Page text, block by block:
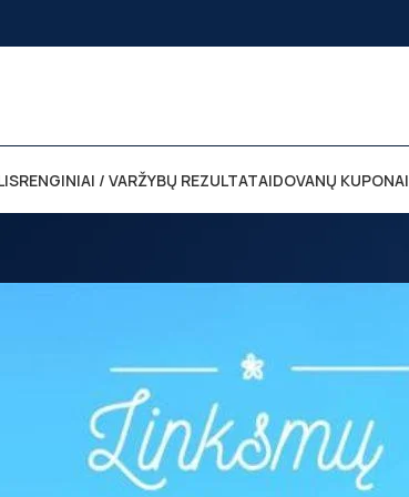
RENGINIAI / VARŽYBŲ REZULTATAIDOVANŲ KUPONAI